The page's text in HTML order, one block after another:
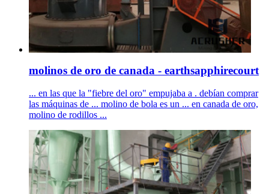
molinos de oro de canada - earthsapphirecourt
... en las que la "fiebre del oro" empujaba a . debían comprar
las máquinas de ... molino de bola es un ... en canada de oro,
molino de rodillos ...